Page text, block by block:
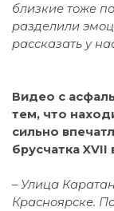
близкие тоже
разделили
рассказать у
Видео с
тем, что
сильно
брусчатка XVII
– Улица
Красноярске.